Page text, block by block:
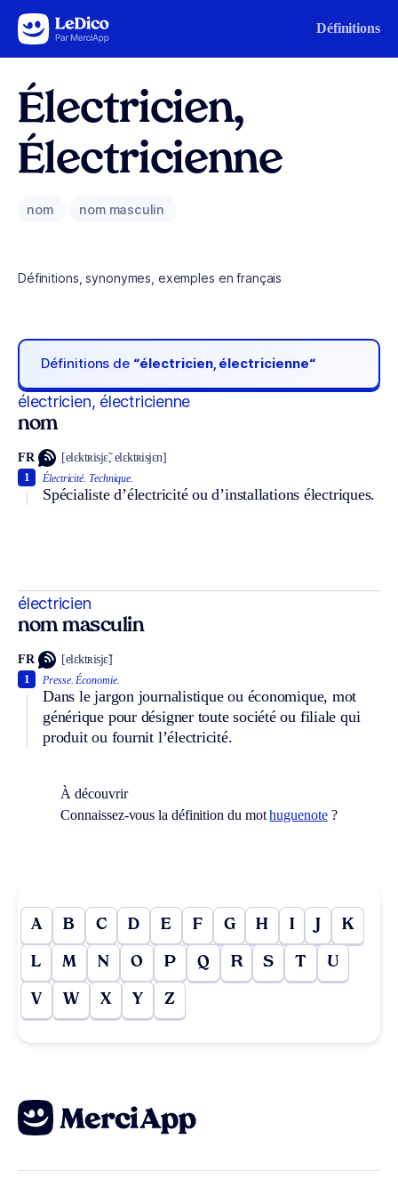
Aller au contenu Définitions
Électricien,
Électricienne
nom nom masculin
Définitions, synonymes, exemples en français
Définitions de “électricien, électricienne“
électricien, électricienne
nom
FR [elɛktʀisjɛ̃, elɛktʀisjɛn]
Électricité. Technique.
Spécialiste d’électricité ou d’installations électriques.
1
électricien
nom masculin
FR [elɛktʀisjɛ̃]
Presse. Économie.
Dans le jargon journalistique ou économique, mot
générique pour désigner toute société ou filiale qui
produit ou fournit l’électricité.
1
À découvrir
Connaissez-vous la définition du mothuguenote?
A B C D E F G H I J K
L M N O P Q R S T U
V W X Y Z